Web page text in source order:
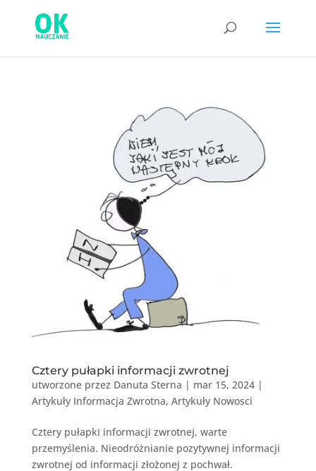
Cztery pułapki informacji zwrotnej
utworzone przez Danuta Sterna | mar 15, 2024|
Artykuły Informacja Zwrotna, Artykuły Nowosci
Cztery pułapki informacji zwrotnej, warte
przemyślenia. Nieodróżnianie pozytywnej informacji
zwrotnej od informacji złożonej z pochwał.